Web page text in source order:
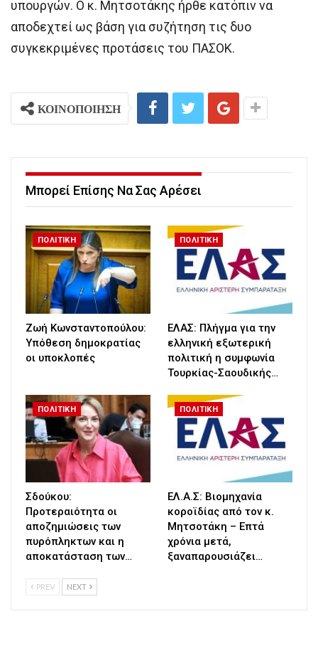
υπουργών. Ο κ. Μητσοτάκης ήρθε κατόπιν να
αποδεχτεί ως βάση για συζήτηση τις δυο
συγκεκριμένες προτάσεις του ΠΑΣΟΚ.
ΚΟΙΝΟΠΟΙΗΣΗ
Μπορεί Επίσης Να Σας Αρέσει
ΠΟΛΙΤΙΚΗ
Ζωή Κωνσταντοπούλου:
Υπόθεση δημοκρατίας
οι υποκλοπές
ΠΟΛΙΤΙΚΗ
ΕΛΑΣ: Πλήγμα για την
ελληνική εξωτερική
πολιτική η συμφωνία
Τουρκίας-Σαουδικής…
ΠΟΛΙΤΙΚΗ
Σδούκου:
Προτεραιότητα οι
αποζημιώσεις των
πυρόπληκτων και η
αποκατάσταση των…
ΠΟΛΙΤΙΚΗ
ΕΛ.Α.Σ: Βιομηχανία
κοροϊδίας από τον κ.
Μητσοτάκη – Επτά
χρόνια μετά,
ξαναπαρουσιάζει…
PREV NEXT